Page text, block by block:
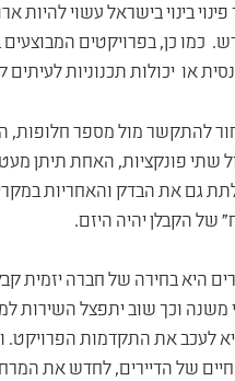
בינוי בישראל עשוי להיות
כמו כן, בפרויקטים
או יכולות תכנוניות
להתקשר מול מספר חלופות,
שתי פונקציות, האחת תיתן
גם את הבדק והאחריות
של הקבלן יהיה היזם.
היא בחירה של חברה יזמית
וכך שוב יתפצל השירות
לעכב את התקדמות הפרויקט.
של הדיירים, לחדש את המרחב